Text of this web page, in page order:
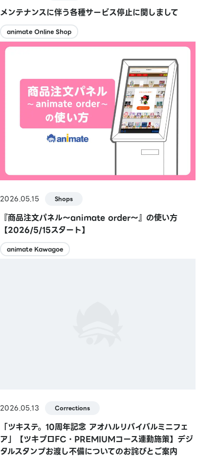
メンテナンスに伴う各種サービス停止に関しまして
animate Online Shop
2026.05.15 Shops
『商品注文パネル～animate order～』の使い方
【2026/5/15スタート】
animate Kawagoe
2026.05.13 Corrections
「ツキステ。10周年記念 アオハルリバイバルミニフェ
ア」【ツキプロFC・PREMIUMコース連動施策】デジ
タルスタンプお渡し不備についてのお詫びとご案内